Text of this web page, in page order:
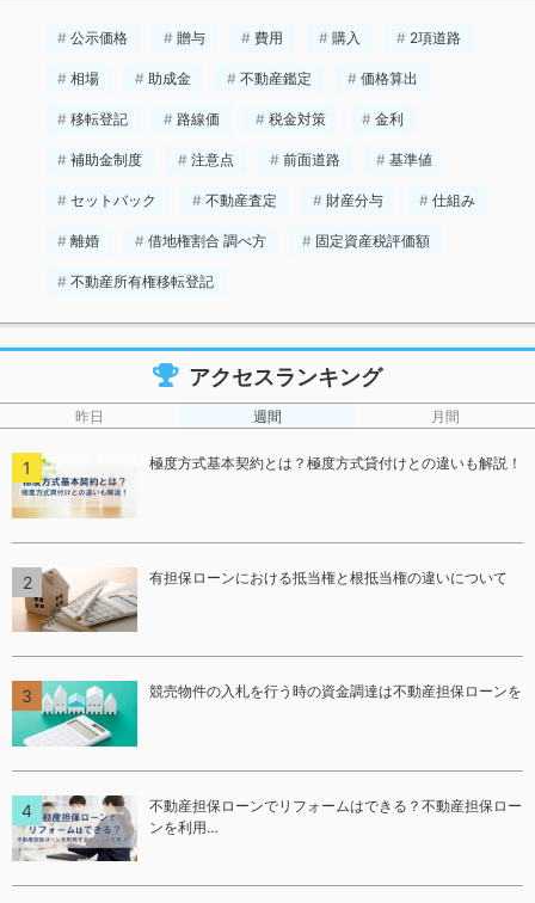
公示価格 贈与 費用 購入 2項道路
相場 助成金 不動産鑑定 価格算出
移転登記 路線価 税金対策 金利
補助金制度 注意点 前面道路 基準値
セットバック 不動産査定 財産分与 仕組み
離婚 借地権割合 調べ方 固定資産税評価額
不動産所有権移転登記
アクセスランキング
昨日 週間 月間
極度方式基本契約とは？極度方式貸付けとの違いも解説！
有担保ローンにおける抵当権と根抵当権の違いについて
競売物件の入札を行う時の資金調達は不動産担保ローンを
不動産担保ローンでリフォームはできる？不動産担保ロー
ンを利用…